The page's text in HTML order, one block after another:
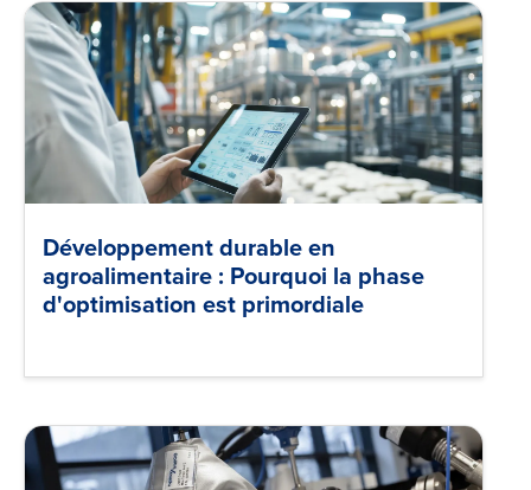
Développement durable en
agroalimentaire : Pourquoi la phase
d'optimisation est primordiale